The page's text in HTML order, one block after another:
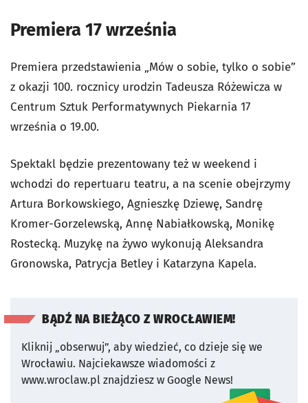
Premiera 17 września
Premiera przedstawienia „Mów o sobie, tylko o sobie”
z okazji 100. rocznicy urodzin Tadeusza Różewicza w
Centrum Sztuk Performatywnych Piekarnia 17
września o 19.00.
Spektakl będzie prezentowany też w weekend i
wchodzi do repertuaru teatru, a na scenie obejrzymy
Artura Borkowskiego, Agnieszkę Dziewę, Sandrę
Kromer-Gorzelewską, Annę Nabiałkowską, Monikę
Rostecką. Muzykę na żywo wykonują Aleksandra
Gronowska, Patrycja Betley i Katarzyna Kapela.
BĄDŹ NA BIEŻĄCO Z WROCŁAWIEM!
Kliknij „obserwuj”, aby wiedzieć, co dzieje się we
Wrocławiu. Najciekawsze wiadomości z
www.wroclaw.pl znajdziesz w Google News!